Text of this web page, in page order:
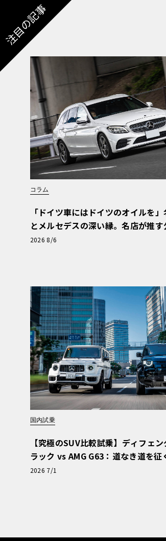
注目の記事
コラム
「ドイツ車にはドイツのオイルを
とメルセデスの深い縁。名店が推
と、Cクラスで味わうシルキーな走り
2026 8/6
国内試乗
【究極のSUV比較試乗】ディフェ
ラック vs AMG G63：道なき道を征
極的アプローチ」
2026 7/1